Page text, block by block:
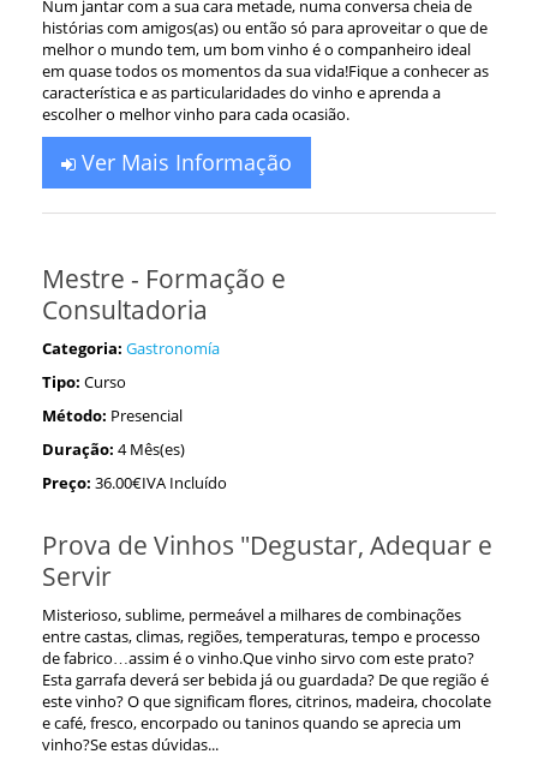
Num jantar com a sua cara metade, numa conversa cheia de
histórias com amigos(as) ou então só para aproveitar o que de
melhor o mundo tem, um bom vinho é o companheiro ideal
em quase todos os momentos da sua vida!Fique a conhecer as
característica e as particularidades do vinho e aprenda a
escolher o melhor vinho para cada ocasião.
Ver Mais Informação
Mestre - Formação e
Consultadoria
Categoria: Gastronomía
Tipo: Curso
Método: Presencial
Duração: 4 Mês(es)
Preço: 36.00€IVA Incluído
Prova de Vinhos "Degustar, Adequar e
Servir
Misterioso, sublime, permeável a milhares de combinações
entre castas, climas, regiões, temperaturas, tempo e processo
de fabrico…assim é o vinho.Que vinho sirvo com este prato?
Esta garrafa deverá ser bebida já ou guardada? De que região é
este vinho? O que significam flores, citrinos, madeira, chocolate
e café, fresco, encorpado ou taninos quando se aprecia um
vinho?Se estas dúvidas...